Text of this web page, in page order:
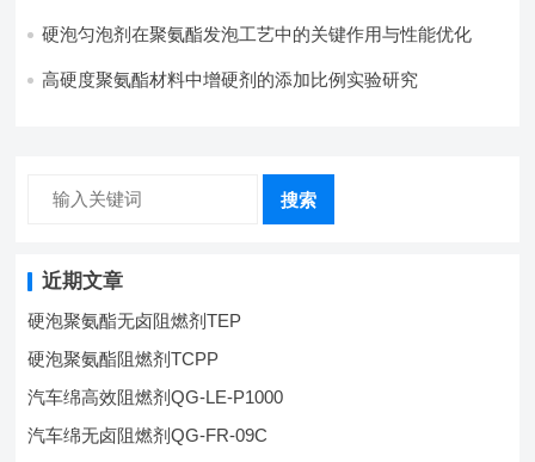
硬泡匀泡剂在聚氨酯发泡工艺中的关键作用与性能优化
高硬度聚氨酯材料中增硬剂的添加比例实验研究
搜索
近期文章
硬泡聚氨酯无卤阻燃剂TEP
硬泡聚氨酯阻燃剂TCPP
汽车绵高效阻燃剂QG-LE-P1000
汽车绵无卤阻燃剂QG-FR-09C